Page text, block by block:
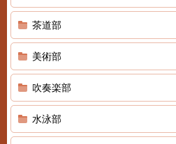
茶道部
美術部
吹奏楽部
水泳部